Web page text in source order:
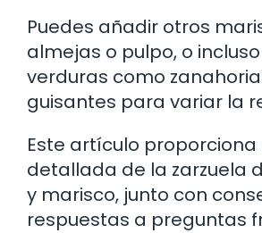
Puedes añadir otros
almejas o pulpo, o
verduras como
guisantes para variar la
Este artículo
detallada de la zarzuela
y marisco, junto con
respuestas a preguntas